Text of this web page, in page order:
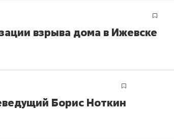
взрыва дома в Ижевске
Борис Ноткин